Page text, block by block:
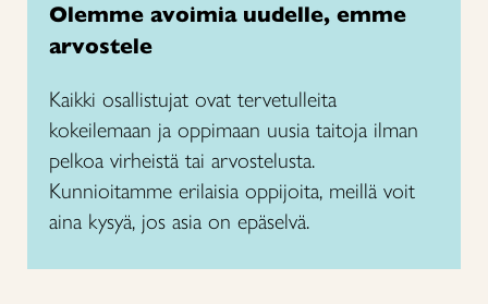
Olemme avoimia uudelle, emme
arvostele
Kaikki osallistujat ovat tervetulleita
kokeilemaan ja oppimaan uusia taitoja ilman
pelkoa virheistä tai arvostelusta.
Kunnioitamme erilaisia oppijoita, meillä voit
aina kysyä, jos asia on epäselvä.